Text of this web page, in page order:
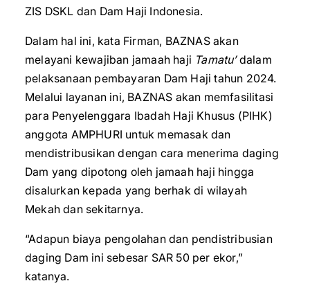
ZIS DSKL dan Dam Haji Indonesia.
Dalam hal ini, kata Firman, BAZNAS akan
melayani kewajiban jamaah haji Tamatu’dalam
pelaksanaan pembayaran Dam Haji tahun 2024.
Melalui layanan ini, BAZNAS akan memfasilitasi
para Penyelenggara Ibadah Haji Khusus (PIHK)
anggota AMPHURI untuk memasak dan
mendistribusikan dengan cara menerima daging
Dam yang dipotong oleh jamaah haji hingga
disalurkan kepada yang berhak di wilayah
Mekah dan sekitarnya.
“Adapun biaya pengolahan dan pendistribusian
daging Dam ini sebesar SAR 50 per ekor,”
katanya.